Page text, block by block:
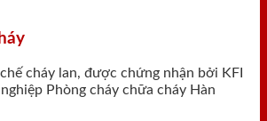
cháy lan, được chứng nhận bởi KFI
Phòng cháy chữa cháy Hàn